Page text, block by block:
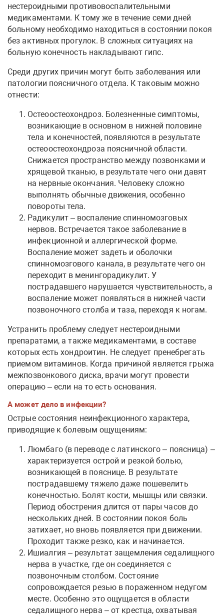
нестероидными противовоспалительными
медикаментами. К тому же в течение семи дней
больному необходимо находиться в состоянии покоя
без активных прогулок. В сложных ситуациях на
больную конечность накладывают гипс.
Среди других причин могут быть заболевания или
патологии поясничного отдела. К таковым можно
отнести:
Остеоостеохондроз. Болезненные симптомы,
возникающие в основном в нижней половине
тела и конечностей, появляются в результате
остеоостеохондроза поясничной области.
Снижается пространство между позвонками и
хрящевой тканью, в результате чего они давят
на нервные окончания. Человеку сложно
выполнять обычные движения, особенно
повороты тела.
Радикулит – воспаление спинномозговых
нервов. Встречается такое заболевание в
инфекционной и аллергической форме.
Воспаление может задеть и оболочки
спинномозгового канала, в результате чего он
переходит в менингорадикулит. У
пострадавшего нарушается чувствительность, а
воспаление может появляться в нижней части
позвоночного столба и таза, переходя к ногам.
Устранить проблему следует нестероидными
препаратами, а также медикаментами, в составе
которых есть хондроитин. Не следует пренебрегать
приемом витаминов. Когда причиной является грыжа
межпозвонкового диска, врачи могут провести
операцию – если на то есть основания.
А может дело в инфекции?
Острые состояния неинфекционного характера,
приводящие к болевым ощущениям:
Люмбаго (в переводе с латинского – поясница) –
характеризуется острой и резкой болью,
возникающей в пояснице. В результате
пострадавшему тяжело даже пошевелить
конечностью. Болят кости, мышцы или связки.
Период обострения длится от пары часов до
нескольких дней. В состоянии покоя боль
затихает, но вновь появляется при движении.
Проходит также резко, как и начинается.
Ишиалгия – результат защемления седалищного
нерва в участке, где он соединяется с
позвоночным столбом. Состояние
сопровождается резью в пораженном недугом
месте. Особенно это ощущается в области
седалищного нерва – от крестца, охватывая